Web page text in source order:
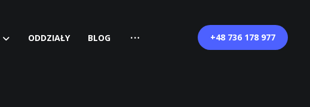
ODDZIAŁY BLOG +48 736 178 977